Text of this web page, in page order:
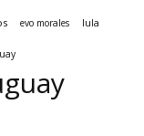
evo morales lula